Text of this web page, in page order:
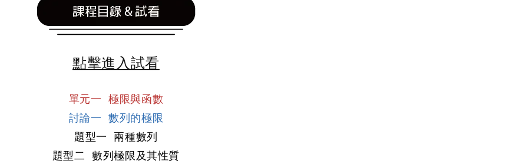
點擊進入試看
單元一 極限與函數
討論一 數列的極限
題型一 兩種數列
題型二 數列極限及其性質